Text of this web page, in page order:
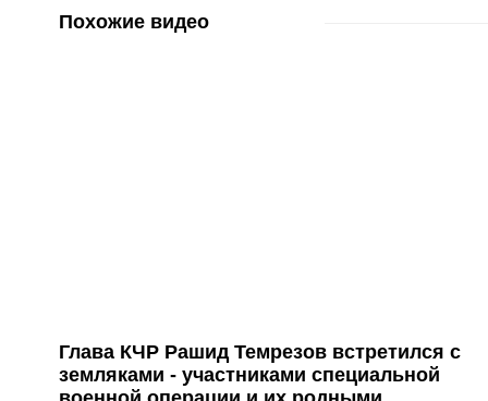
Похожие видео
Глава КЧР Рашид Темрезов встретился с
земляками - участниками специальной